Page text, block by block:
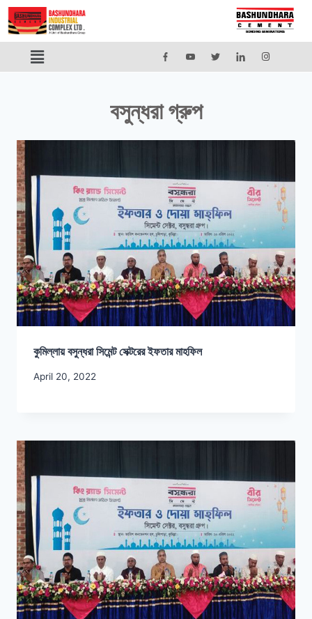
বসুন্ধরা গ্রুপ
কুমিল্লায় বসুন্ধরা সিমেন্ট সেক্টরের ইফতার মাহফিল
April 20, 2022